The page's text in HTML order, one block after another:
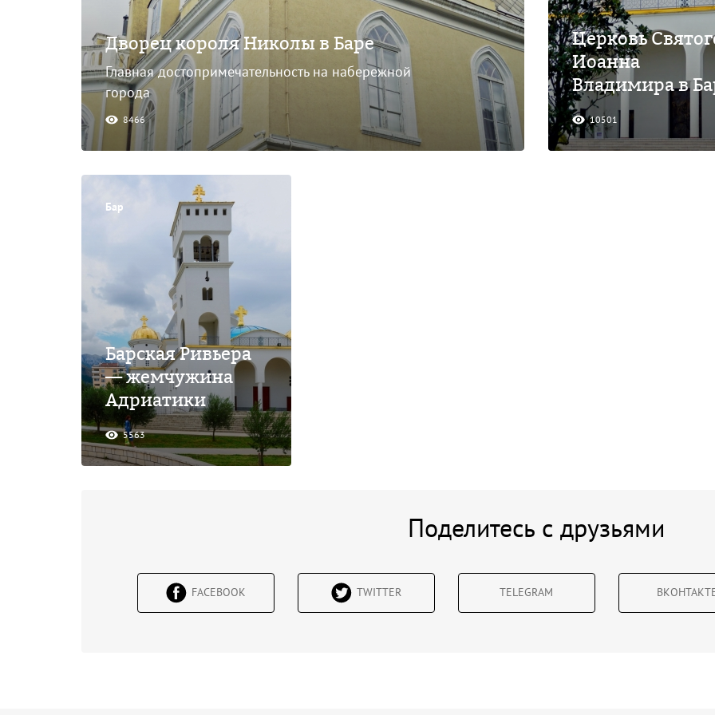
Дворец короля Николы в Баре
Главная достопримечательность на набережной
города
8466
Церковь
Иоанна
Владимира в
10501
Бар
Барская Ривьера
— жемчужина
Адриатики
5563
Поделитесь с друзьями
FACEBOOK TWITTER TELEGRAM